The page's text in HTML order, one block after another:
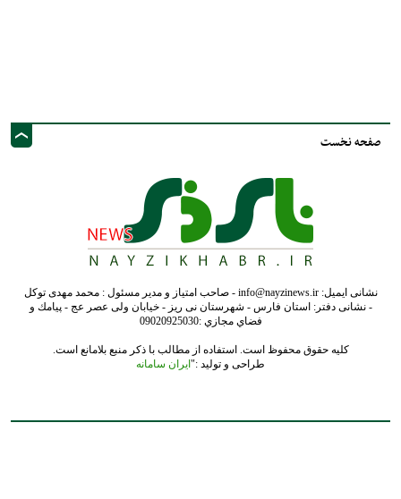
صفحه نخست
نشانی ایمیل: info@nayzinews.ir - صاحب امتیاز و مدیر مسئول : محمد مهدی توکل
- نشانی دفتر: استان فارس - شهرستان نی ریز - خیابان ولی عصر عج - پيامك و
فضاي مجازي :09020925030
کلیه حقوق محفوظ است. استفاده از مطالب با ذکر منبع بلامانع است.
طراحی و تولید :" ایران سامانه